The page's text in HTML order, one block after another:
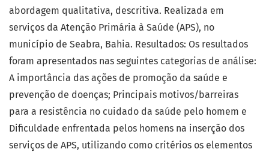
abordagem qualitativa, descritiva. Realizada em
serviços da Atenção Primária à Saúde (APS), no
município de Seabra, Bahia. Resultados: Os resultados
foram apresentados nas seguintes categorias de análise:
A importância das ações de promoção da saúde e
prevenção de doenças; Principais motivos/barreiras
para a resistência no cuidado da saúde pelo homem e
Dificuldade enfrentada pelos homens na inserção dos
serviços de APS, utilizando como critérios os elementos